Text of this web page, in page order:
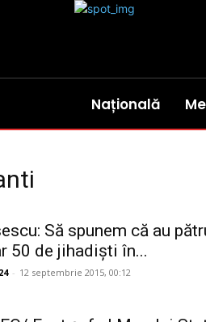
Națională
Să spunem că au
50 de jihadiști în...
- 12 septembrie 2015, 00:12